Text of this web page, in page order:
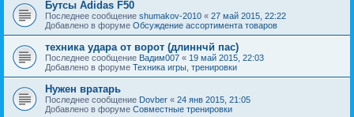
Бутсы Adidas F50
Последнее сообщение shumakov-2010 « 27 май 2015, 22:22
Добавлено в форуме Обсуждение ассортимента товаров
техника удара от ворот (длиннчй пас)
Последнее сообщение Вадим007 « 19 май 2015, 22:03
Добавлено в форуме Техника игры, тренировки
Нужен вратарь
Последнее сообщение Dovber « 24 янв 2015, 21:05
Добавлено в форуме Совместные тренировки